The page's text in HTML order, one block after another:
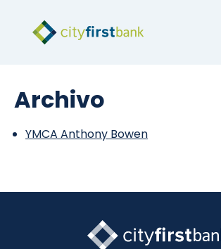
Tarifas y recursos
Relaciones con los inversores
Archivo
YMCA Anthony Bowen